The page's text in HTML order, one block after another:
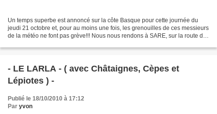
Un temps superbe est annoncé sur la côte Basque pour cette journée du
jeudi 21 octobre et, pour au moins une fois, les grenouilles de ces messieurs
de la météo ne font pas grève!!! Nous nous rendons à SARE, sur la route de
- LE LARLA - ( avec Châtaignes, Cèpes et
Lépiotes ) -
Publié le 18/10/2010 à 17:12
Par yvon